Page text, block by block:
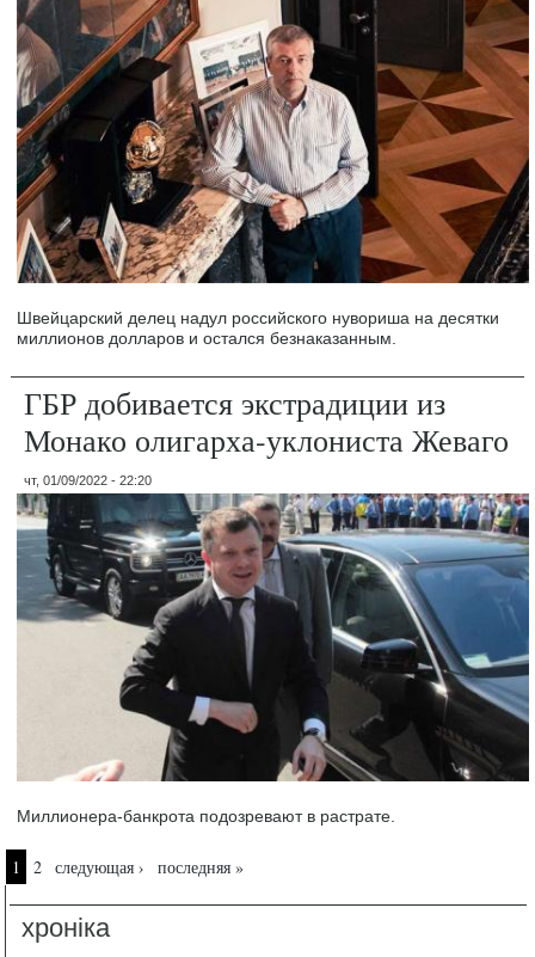
Швейцарский делец надул российского нувориша на десятки
миллионов долларов и остался безнаказанным.
ГБР добивается экстрадиции из
Монако олигарха-уклониста Жеваго
чт, 01/09/2022 - 22:20
Миллионера-банкрота подозревают в растрате.
Страницы
1 2 следующая › последняя »
хроніка